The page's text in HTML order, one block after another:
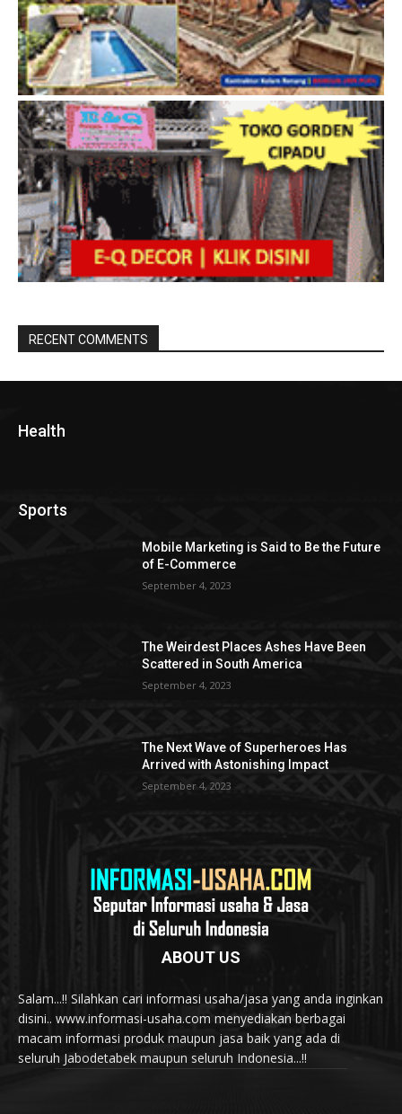
RECENT COMMENTS
Health
Sports
Mobile Marketing is Said to Be the Future
of E-Commerce
September 4, 2023
The Weirdest Places Ashes Have Been
Scattered in South America
September 4, 2023
The Next Wave of Superheroes Has
Arrived with Astonishing Impact
September 4, 2023
ABOUT US
Salam...!! Silahkan cari informasi usaha/jasa yang anda inginkan
disini.. www.informasi-usaha.com menyediakan berbagai
macam informasi produk maupun jasa baik yang ada di
seluruh Jabodetabek maupun seluruh Indonesia...!!